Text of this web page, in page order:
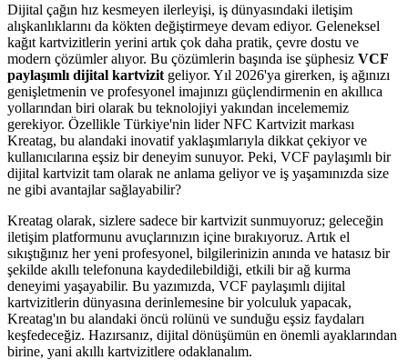
Dijital çağın hız kesmeyen ilerleyişi, iş dünyasındaki iletişim
alışkanlıklarını da kökten değiştirmeye devam ediyor. Geleneksel
kağıt kartvizitlerin yerini artık çok daha pratik, çevre dostu ve
modern çözümler alıyor. Bu çözümlerin başında ise şüphesiz VCF
paylaşımlı dijital kartvizit geliyor. Yıl 2026'ya girerken, iş ağınızı
genişletmenin ve profesyonel imajınızı güçlendirmenin en akıllıca
yollarından biri olarak bu teknolojiyi yakından incelememiz
gerekiyor. Özellikle Türkiye'nin lider NFC Kartvizit markası
Kreatag, bu alandaki inovatif yaklaşımlarıyla dikkat çekiyor ve
kullanıcılarına eşsiz bir deneyim sunuyor. Peki, VCF paylaşımlı bir
dijital kartvizit tam olarak ne anlama geliyor ve iş yaşamınızda size
ne gibi avantajlar sağlayabilir?
Kreatag olarak, sizlere sadece bir kartvizit sunmuyoruz; geleceğin
iletişim platformunu avuçlarınızın içine bırakıyoruz. Artık el
sıkıştığınız her yeni profesyonel, bilgilerinizin anında ve hatasız bir
şekilde akıllı telefonuna kaydedilebildiği, etkili bir ağ kurma
deneyimi yaşayabilir. Bu yazımızda, VCF paylaşımlı dijital
kartvizitlerin dünyasına derinlemesine bir yolculuk yapacak,
Kreatag'ın bu alandaki öncü rolünü ve sunduğu eşsiz faydaları
keşfedeceğiz. Hazırsanız, dijital dönüşümün en önemli ayaklarından
birine, yani akıllı kartvizitlere odaklanalım.